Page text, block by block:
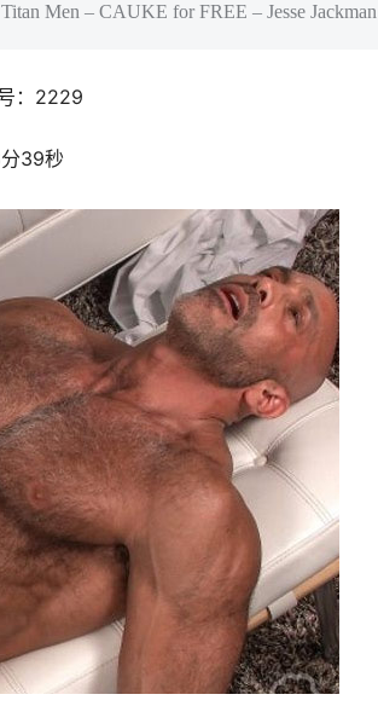
Titan Men – CAUKE for FREE – Jesse
：2229
39秒